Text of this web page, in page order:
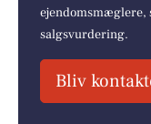
ejendomsmæglere,
salgsvurdering.
Bliv